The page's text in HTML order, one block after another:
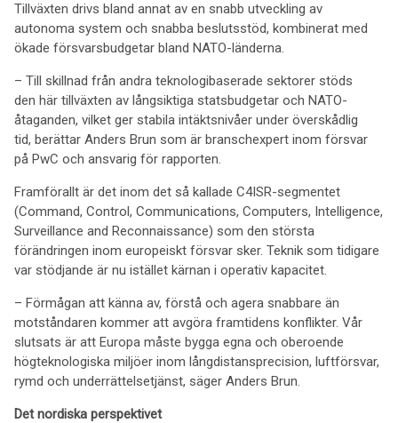
Tillväxten drivs bland annat av en snabb utveckling av
autonoma system och snabba beslutsstöd, kombinerat med
ökade försvarsbudgetar bland NATO-länderna.
– Till skillnad från andra teknologibaserade sektorer stöds
den här tillväxten av långsiktiga statsbudgetar och NATO-
åtaganden, vilket ger stabila intäktsnivåer under överskådlig
tid, berättar Anders Brun som är branschexpert inom försvar
på PwC och ansvarig för rapporten.
Framförallt är det inom det så kallade C4ISR-segmentet
(Command, Control, Communications, Computers, Intelligence,
Surveillance and Reconnaissance) som den största
förändringen inom europeiskt försvar sker. Teknik som tidigare
var stödjande är nu istället kärnan i operativ kapacitet.
– Förmågan att känna av, förstå och agera snabbare än
motståndaren kommer att avgöra framtidens konflikter. Vår
slutsats är att Europa måste bygga egna och oberoende
högteknologiska miljöer inom långdistansprecision, luftförsvar,
rymd och underrättelsetjänst, säger Anders Brun.
Det nordiska perspektivet